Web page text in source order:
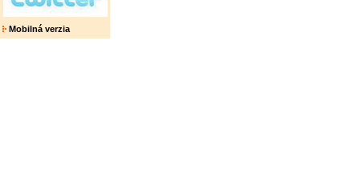
Mobilná verzia